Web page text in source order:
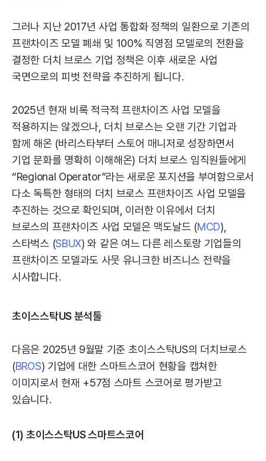
그러나 지난 2017년 사업 통합화 정책의 일환으로 기존의
프랜차이즈 모델 폐쇄 및 100% 직영점 모델로의 전환을
결정한 더치 브로스 기업 정책은 이후 새로운 사업
국면으로의 피벗 전략을 추진하게 됩니다.
2025년 현재 비록 적극적 프랜차이즈 사업 모델을
적용하지는 않겠으나, 더치 브로스는 오랜 기간 기업과
함께 해온 (바리스타부터 스토어 매니저로 성장하면서
기업 문화를 명확히 이해해온) 더치 브로스 임직원들에게
“Regional Operator”라는 새로운 포지션을 부여함으로서
다소 독특한 형태의 더치 브로스 프랜차이즈 사업 모델을
추진하는 것으로 확인되며, 이러한 이유에서 더치
브로스의 프랜차이즈 사업 모델은 맥도날드 (MCD),
스타벅스 (SBUX) 와 같은 여느 다른 레스토랑 기업들의
프랜차이즈 모델과도 사뭇 유니크한 비즈니스 전략을
시사합니다.
초이스스탁US 분석툴
다음은 2025년 9월말 기준 초이스스탁US의 더치브로스
(BROS) 기업에 대한 스마트스코어 현황을 캡쳐한
이미지로서 현재 +57점 스마트 스코어로 평가받고
있습니다.
(1) 초이스스탁US 스마트스코어